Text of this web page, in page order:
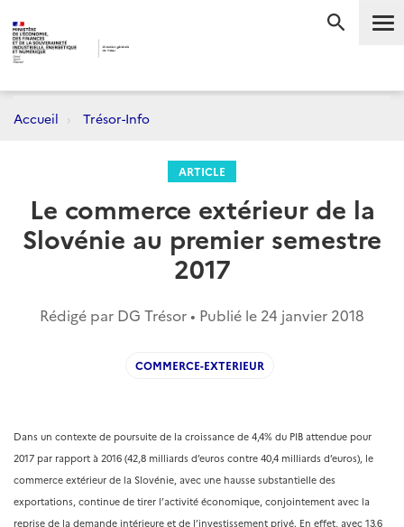
Accueil Trésor-Info
ARTICLE
Le commerce extérieur de la
Slovénie au premier semestre
2017
Rédigé par DG Trésor • Publié le 24 janvier 2018
COMMERCE-EXTERIEUR
Dans un contexte de poursuite de la croissance de 4,4% du PIB attendue pour
2017 par rapport à 2016 (42,8 milliards d’euros contre 40,4 milliards d’euros), le
commerce extérieur de la Slovénie, avec une hausse substantielle des
exportations, continue de tirer l’activité économique, conjointement avec la
reprise de la demande intérieure et de l’investissement privé. En effet, avec 13,6